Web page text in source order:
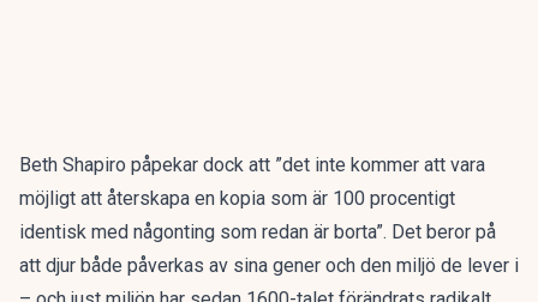
Beth Shapiro påpekar dock att ”det inte kommer att vara
möjligt att återskapa en kopia som är 100 procentigt
identisk med någonting som redan är borta”. Det beror på
att djur både påverkas av sina gener och den miljö de lever i